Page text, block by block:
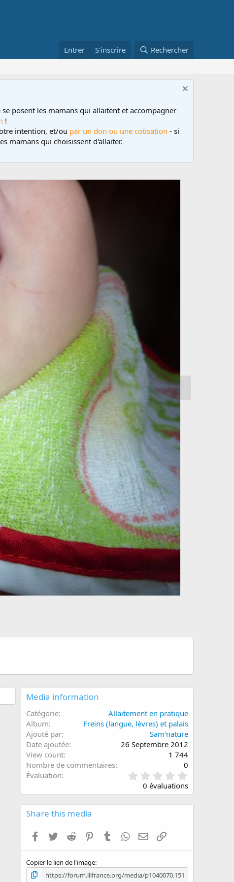
Entrer S'inscrire Rechercher
posent les mamans qui allaitent et accompagner
!
intention, et/ou par un don ou une cotisation - si
mamans qui choisissent d'allaiter.
Media information
Catégorie
Allaitement en pratique
Album
Freins (langue, lèvres) et palais
Ajouté par
Sam'nature
Date ajoutée
26 Septembre 2012
View count
1 744
Nombre de commentaires
0
Évaluation
.
0
0
e
0 évaluations
Share this media
Facebook
Twitter Reddit PinterestTumblr WhatsApp
E-mail
Copier le lien de l'image